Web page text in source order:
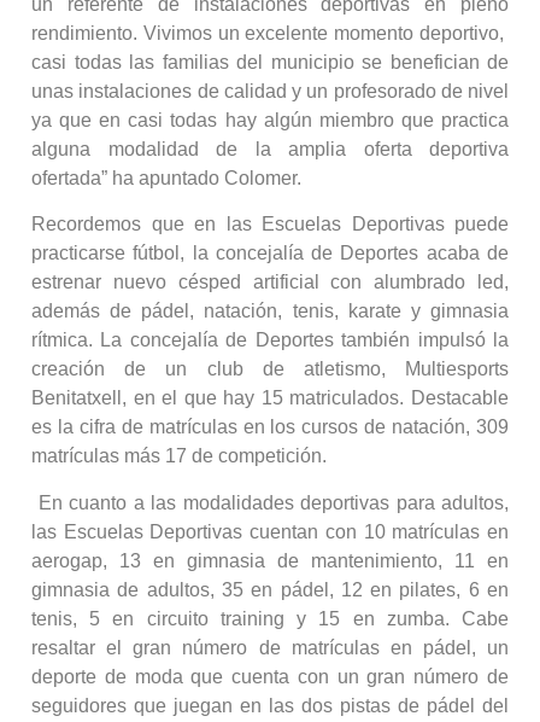
rendimiento. Vivimos un excelente momento deportivo,
casi todas las familias del municipio se benefician de
unas instalaciones de calidad y un profesorado de nivel
ya que en casi todas hay algún miembro que practica
alguna modalidad de la amplia oferta deportiva
ofertada” ha apuntado Colomer.
Recordemos que en las Escuelas Deportivas puede
practicarse fútbol, la concejalía de Deportes acaba de
estrenar nuevo césped artificial con alumbrado led,
además de pádel, natación, tenis, karate y gimnasia
rítmica. La concejalía de Deportes también impulsó la
creación de un club de atletismo, Multiesports
Benitatxell, en el que hay 15 matriculados. Destacable
es la cifra de matrículas en los cursos de natación, 309
matrículas más 17 de competición.
En cuanto a las modalidades deportivas para adultos,
las Escuelas Deportivas cuentan con 10 matrículas en
aerogap, 13 en gimnasia de mantenimiento, 11 en
gimnasia de adultos, 35 en pádel, 12 en pilates, 6 en
tenis, 5 en circuito training y 15 en zumba. Cabe
resaltar el gran número de matrículas en pádel, un
deporte de moda que cuenta con un gran número de
seguidores que juegan en las dos pistas de pádel del